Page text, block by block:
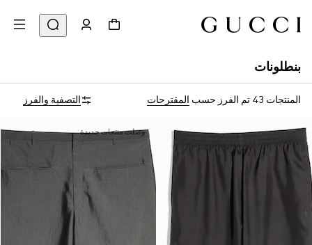
بنطلونات
المنتجات 43 تم الفرز حسب المقترحات التصفية والفرز
وصلت منتجات جديدة